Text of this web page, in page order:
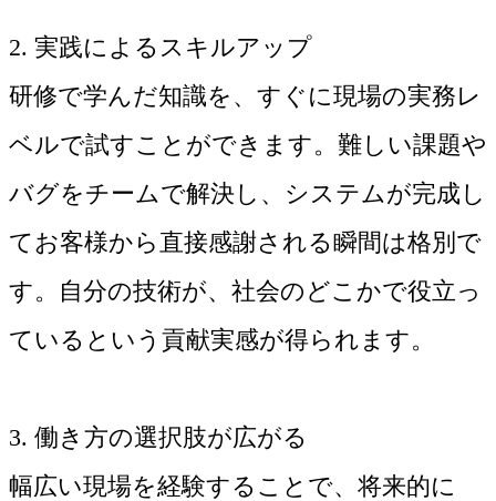
2. 実践によるスキルアップ
研修で学んだ知識を、すぐに現場の実務レ
ベルで試すことができます。難しい課題や
バグをチームで解決し、システムが完成し
てお客様から直接感謝される瞬間は格別で
す。自分の技術が、社会のどこかで役立っ
ているという貢献実感が得られます。
3. 働き方の選択肢が広がる
幅広い現場を経験することで、将来的に